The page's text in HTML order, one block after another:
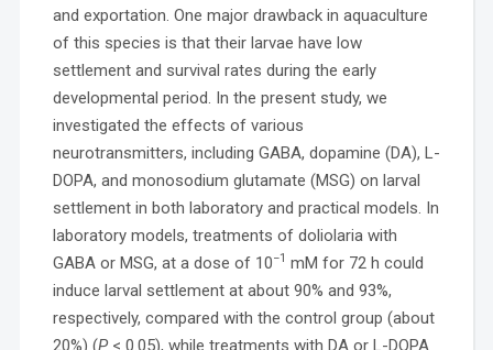
and exportation. One major drawback in aquaculture
of this species is that their larvae have low
settlement and survival rates during the early
developmental period. In the present study, we
investigated the effects of various
neurotransmitters, including GABA, dopamine (DA), L-
DOPA, and monosodium glutamate (MSG) on larval
settlement in both laboratory and practical models. In
laboratory models, treatments of doliolaria with
GABA or MSG, at a dose of 10−1 mM for 72 h could
induce larval settlement at about 90% and 93%,
respectively, compared with the control group (about
20%) (P< 0.05), while treatments with DA or L-DOPA